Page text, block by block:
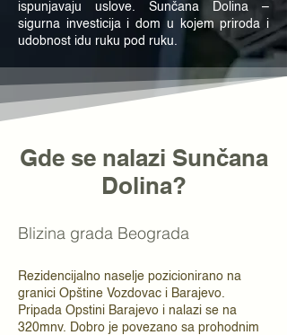
ispunjavaju uslove. Sunčana Dolina –
sigurna investicija i dom u kojem priroda i
udobnost idu ruku pod ruku.
Gde se nalazi Sunčana
Dolina?
Blizina grada Beograda
Rezidencijalno naselje pozicionirano na
granici Opštine Vozdovac i Barajevo.
Pripada Opstini Barajevo i nalazi se na
320mnv. Dobro je povezano sa prohodnim